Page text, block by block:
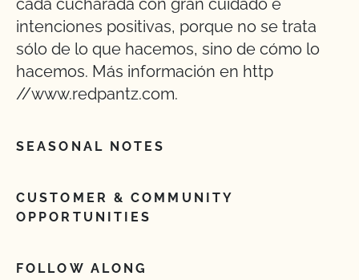
cada cucharada con gran cuidado e
intenciones positivas, porque no se trata
sólo de lo que hacemos, sino de cómo lo
hacemos. Más información en http
//www.redpantz.com.
SEASONAL NOTES
CUSTOMER & COMMUNITY
OPPORTUNITIES
FOLLOW ALONG